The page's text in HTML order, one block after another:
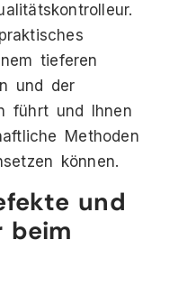
tieferen
und der
führt und Ihnen
Methoden
können.
und
beim